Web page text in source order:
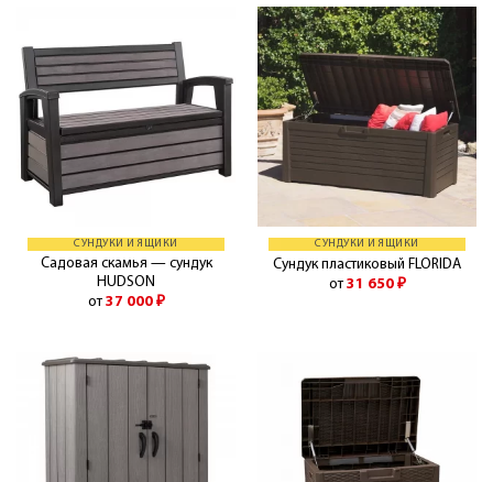
СУНДУКИ И ЯЩИКИ
Садовая скамья — сундук
HUDSON
от 37 000 ₽
СУНДУКИ И ЯЩИКИ
Сундук пластиковый FLORIDA
от 31 650 ₽